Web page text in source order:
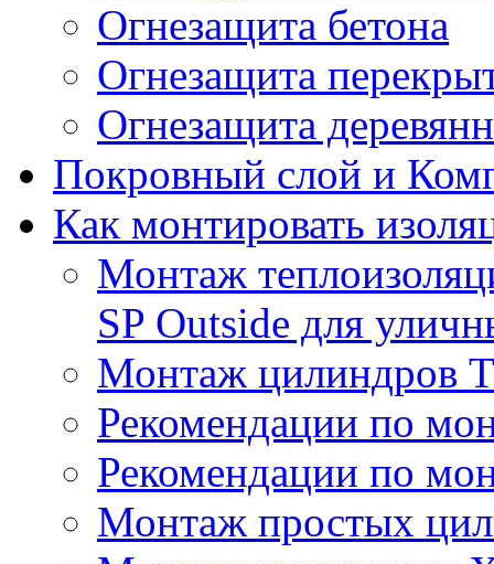
Огнезащита бетона
Огнезащита
Огнезащита
Покровный слой и
Как монтировать
Монтаж
SP Outside для
Монтаж
Рекомендации по
Рекомендации по
Монтаж простых